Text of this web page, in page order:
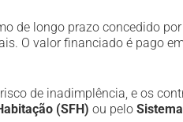
de longo prazo concedido
O valor financiado é pago
de inadimplência, e os
(SFH) ou pelo